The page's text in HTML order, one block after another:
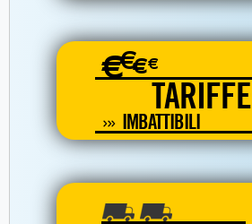
€€€€
TARIFFE
IMBATTIBILI